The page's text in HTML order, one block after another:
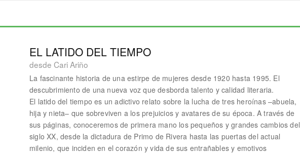
EL LATIDO DEL TIEMPO
desde Cari Ariño
La fascinante historia de una estirpe de mujeres desde 1920 hasta 1995. El
descubrimiento de una nueva voz que desborda talento y calidad literaria.
El latido del tiempo es un adictivo relato sobre la lucha de tres heroínas –abuela,
hija y nieta– que sobreviven a los prejuicios y avatares de su época. A través de
sus páginas, conoceremos de primera mano los pequeños y grandes cambios del
siglo XX, desde la dictadura de Primo de Rivera hasta las puertas del actual
milenio, que inciden en el corazón y vida de sus entrañables y emotivos